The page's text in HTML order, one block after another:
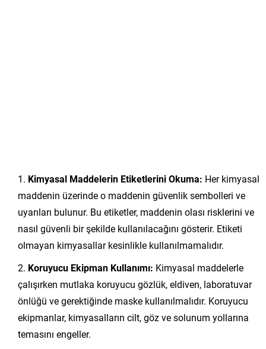
Kimyasal Maddelerin Etiketlerini Okuma: Her kimyasal
maddenin üzerinde o maddenin güvenlik sembolleri ve
uyarıları bulunur. Bu etiketler, maddenin olası risklerini ve
nasıl güvenli bir şekilde kullanılacağını gösterir. Etiketi
olmayan kimyasallar kesinlikle kullanılmamalıdır.
Koruyucu Ekipman Kullanımı: Kimyasal maddelerle
çalışırken mutlaka koruyucu gözlük, eldiven, laboratuvar
önlüğü ve gerektiğinde maske kullanılmalıdır. Koruyucu
ekipmanlar, kimyasalların cilt, göz ve solunum yollarına
temasını engeller.